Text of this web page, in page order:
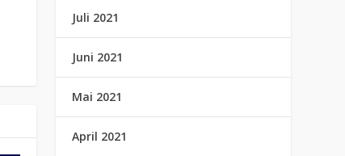
Juli 2021
Juni 2021
Mai 2021
April 2021